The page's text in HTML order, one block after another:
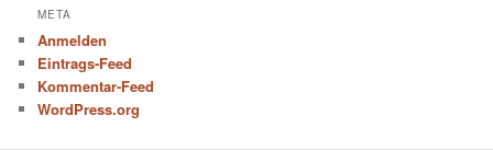
META
Anmelden
Eintrags-Feed
Kommentar-Feed
WordPress.org